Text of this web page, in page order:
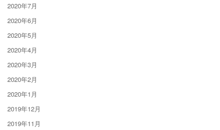
2020年7月
2020年6月
2020年5月
2020年4月
2020年3月
2020年2月
2020年1月
2019年12月
2019年11月